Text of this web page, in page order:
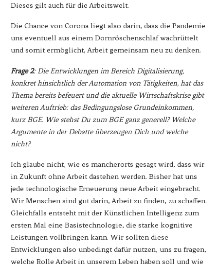
Dieses gilt auch für die Arbeitswelt.
Die Chance von Corona liegt also darin, dass die Pandemie
uns eventuell aus einem Dornröschenschlaf wachrüttelt
und somit ermöglicht, Arbeit gemeinsam neu zu denken.
Frage 2: Die Entwicklungen im Bereich Digitalisierung,
konkret hinsichtlich der Automation von Tätigkeiten, hat das
Thema bereits befeuert und die aktuelle Wirtschaftskrise gibt
weiteren Auftrieb: das Bedingungslose Grundeinkommen,
kurz BGE. Wie stehst Du zum BGE ganz generell? Welche
Argumente in der Debatte überzeugen Dich und welche
nicht?
Ich glaube nicht, wie es mancherorts gesagt wird, dass wir
in Zukunft ohne Arbeit dastehen werden. Bisher hat uns
jede technologische Erneuerung neue Arbeit eingebracht.
Wir Menschen sind gut darin, Arbeit zu finden, zu schaffen.
Gleichfalls entsteht mit der Künstlichen Intelligenz zum
ersten Mal eine Basistechnologie, die starke kognitive
Leistungen vollbringen kann. Wir sollten diese
Entwicklungen also unbedingt dafür nutzen, uns zu fragen,
welche Rolle Arbeit in unserem Leben haben soll und wie